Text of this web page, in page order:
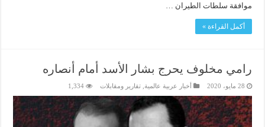
موافقة سلطات الطيران …
أكمل القراءة »
رامي مخلوف يحرج بشار الأسد أمام أنصاره
28 مايو، 2020 أخبار عربية عالمية ,تقارير ومقابلات 1,334